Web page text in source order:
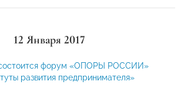
12 Января 2017
состоится форум «ОПОРЫ РОССИИ»
развития предпринимателя»